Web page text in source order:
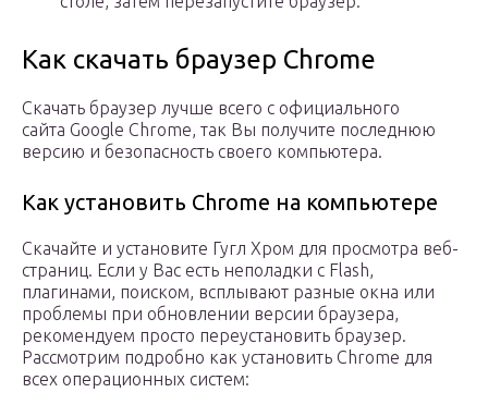
Как скачать браузер Chrome
Скачать браузер лучше всего с официального
сайта Google Chrome, так Вы получите последнюю
версию и безопасность своего компьютера.
Как установить Chrome на компьютере
Скачайте и установите Гугл Хром для просмотра веб-
страниц. Если у Вас есть неполадки с Flash,
плагинами, поиском, всплывают разные окна или
проблемы при обновлении версии браузера,
рекомендуем просто переустановить браузер.
Рассмотрим подробно как установить Chrome для
всех операционных систем: